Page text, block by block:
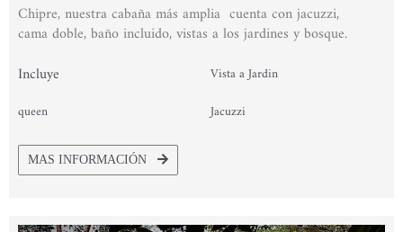
5
de
Chipre, nuestra cabaña más amplia cuenta con jacuzzi,
cama doble, baño incluido, vistas a los jardines y bosque.
Incluye
Vista a Jardin
queen
Jacuzzi
MAS INFORMACIÓN